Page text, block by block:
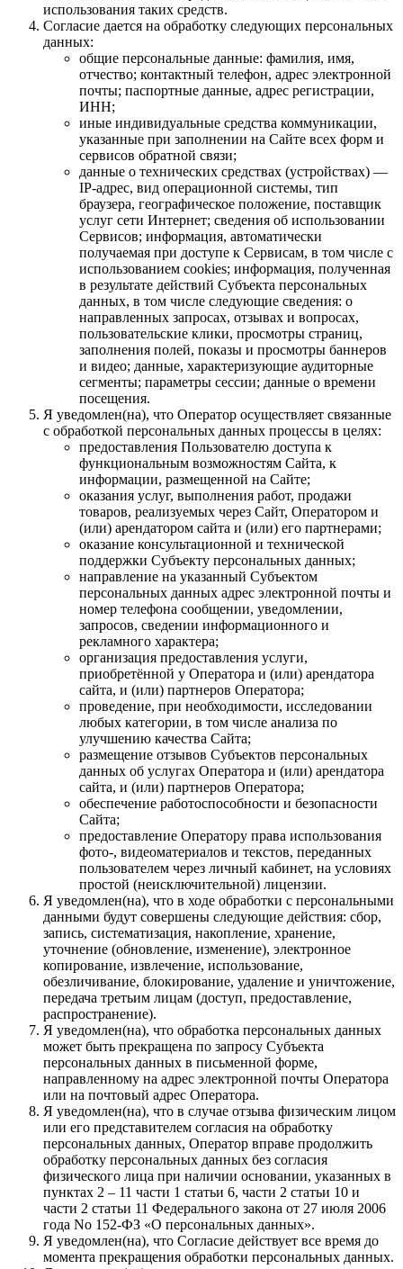
использования таких средств.
Согласие дается на обработку следующих персональных
данных:
общие персональные данные: фамилия, имя,
отчество; контактный телефон, адрес электронной
почты; паспортные данные, адрес регистрации,
ИНН;
иные индивидуальные средства коммуникации,
указанные при заполнении на Сайте всех форм и
сервисов обратной связи;
данные о технических средствах (устройствах) —
IP-адрес, вид операционной системы, тип
браузера, географическое положение, поставщик
услуг сети Интернет; сведения об использовании
Сервисов; информация, автоматически
получаемая при доступе к Сервисам, в том числе с
использованием cookies; информация, полученная
в результате действий Субъекта персональных
данных, в том числе следующие сведения: о
направленных запросах, отзывах и вопросах,
пользовательские клики, просмотры страниц,
заполнения полей, показы и просмотры баннеров
и видео; данные, характеризующие аудиторные
сегменты; параметры сессии; данные о времени
посещения.
Я уведомлен(на), что Оператор осуществляет связанные
с обработкой персональных данных процессы в целях:
предоставления Пользователю доступа к
функциональным возможностям Сайта, к
информации, размещенной на Сайте;
оказания услуг, выполнения работ, продажи
товаров, реализуемых через Сайт, Оператором и
(или) арендатором сайта и (или) его партнерами;
оказание консультационной и технической
поддержки Субъекту персональных данных;
направление на указанный Субъектом
персональных данных адрес электронной почты и
номер телефона сообщении, уведомлении,
запросов, сведении информационного и
рекламного характера;
организация предоставления услуги,
приобретённой у Оператора и (или) арендатора
сайта, и (или) партнеров Оператора;
проведение, при необходимости, исследовании
любых категории, в том числе анализа по
улучшению качества Сайта;
размещение отзывов Субъектов персональных
данных об услугах Оператора и (или) арендатора
сайта, и (или) партнеров Оператора;
обеспечение работоспособности и безопасности
Сайта;
предоставление Оператору права использования
фото-, видеоматериалов и текстов, переданных
пользователем через личный кабинет, на условиях
простой (неисключительной) лицензии.
Я уведомлен(на), что в ходе обработки с персональными
данными будут совершены следующие действия: сбор,
запись, систематизация, накопление, хранение,
уточнение (обновление, изменение), электронное
копирование, извлечение, использование,
обезличивание, блокирование, удаление и уничтожение,
передача третьим лицам (доступ, предоставление,
распространение).
Я уведомлен(на), что обработка персональных данных
может быть прекращена по запросу Субъекта
персональных данных в письменной форме,
направленному на адрес электронной почты Оператора
или на почтовый адрес Оператора.
Я уведомлен(на), что в случае отзыва физическим лицом
или его представителем согласия на обработку
персональных данных, Оператор вправе продолжить
обработку персональных данных без согласия
физического лица при наличии основании, указанных в
пунктах 2 – 11 части 1 статьи 6, части 2 статьи 10 и
части 2 статьи 11 Федерального закона от 27 июля 2006
года No 152-ФЗ «О персональных данных».
Я уведомлен(на), что Согласие действует все время до
момента прекращения обработки персональных данных.